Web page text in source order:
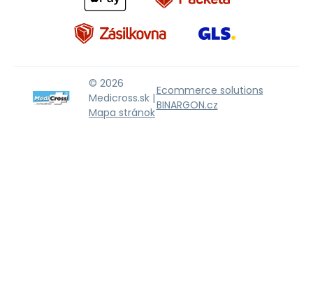
© 2026
Medicross.sk |
Mapa stránok
Ecommerce solutions
BINARGON.cz